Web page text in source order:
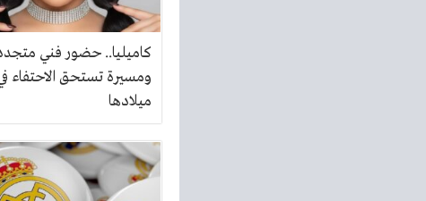
كاميليا.. حضور فني
ومسيرة تستحق الاحتفاء
ميلادها